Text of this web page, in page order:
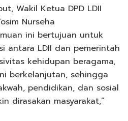
Wakil Ketua DPD LDII
Nurseha
ini bertujuan untuk
antara LDII dan pemerintah
kehidupan beragama,
berkelanjutan, sehingga
pendidikan, dan sosial
dirasakan masyarakat,”